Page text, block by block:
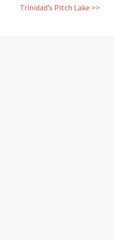
Trinidad’s Pitch Lake >>